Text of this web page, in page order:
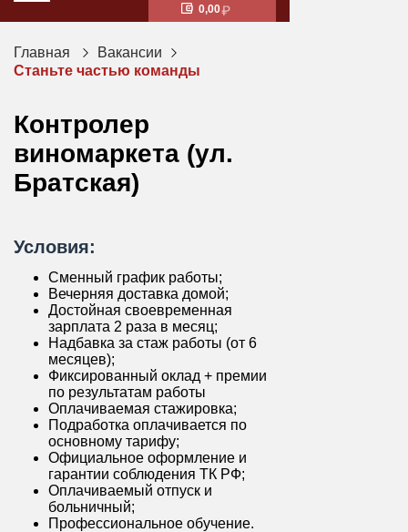
0,00
Главная
Вакансии
Станьте частью команды
Контролер
виномаркета (ул.
Братская)
Условия:
Сменный график работы;
Вечерняя доставка домой;
Достойная своевременная
зарплата 2 раза в месяц;
Надбавка за стаж работы (от 6
месяцев);
Фиксированный оклад + премии
по результатам работы
Оплачиваемая стажировка;
Подработка оплачивается по
основному тарифу;
Официальное оформление и
гарантии соблюдения ТК РФ;
Оплачиваемый отпуск и
больничный;
Профессиональное обучение.